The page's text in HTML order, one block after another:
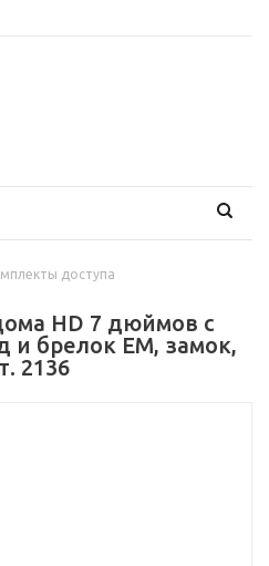
доступа
HD 7 дюймов с
и брелок EM, замок,
2136